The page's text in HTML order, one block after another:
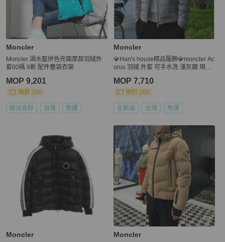
Moncler
Moncler 湖水藍拼色亮面厚款羽絨外
套00碼 9新 配件塵袋衣架
MOP 9,201
現折 200
狀況良好 台灣 免運
Moncler
💎Han's house精品服飾💎moncler Ac
orus 羽絨 外套 可手水洗 淺灰銀 現貨
MOP 7,710
現折 200
全新品 台灣 免運
Moncler Moncler